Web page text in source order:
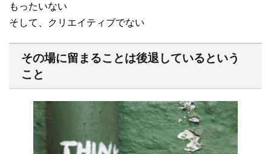
もったいない
そして、クリエイティブでない
その場に留まることは後退しているという
こと